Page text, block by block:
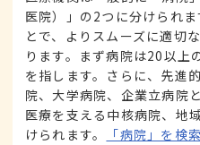
医院）」の2つに分けられ
とで、よりスムーズに適切
ります。まず病院は20以上
を指します。さらに、先進
院、大学病院、企業立病院
医療を支える中核病院、地
けられます。
「病院」を検